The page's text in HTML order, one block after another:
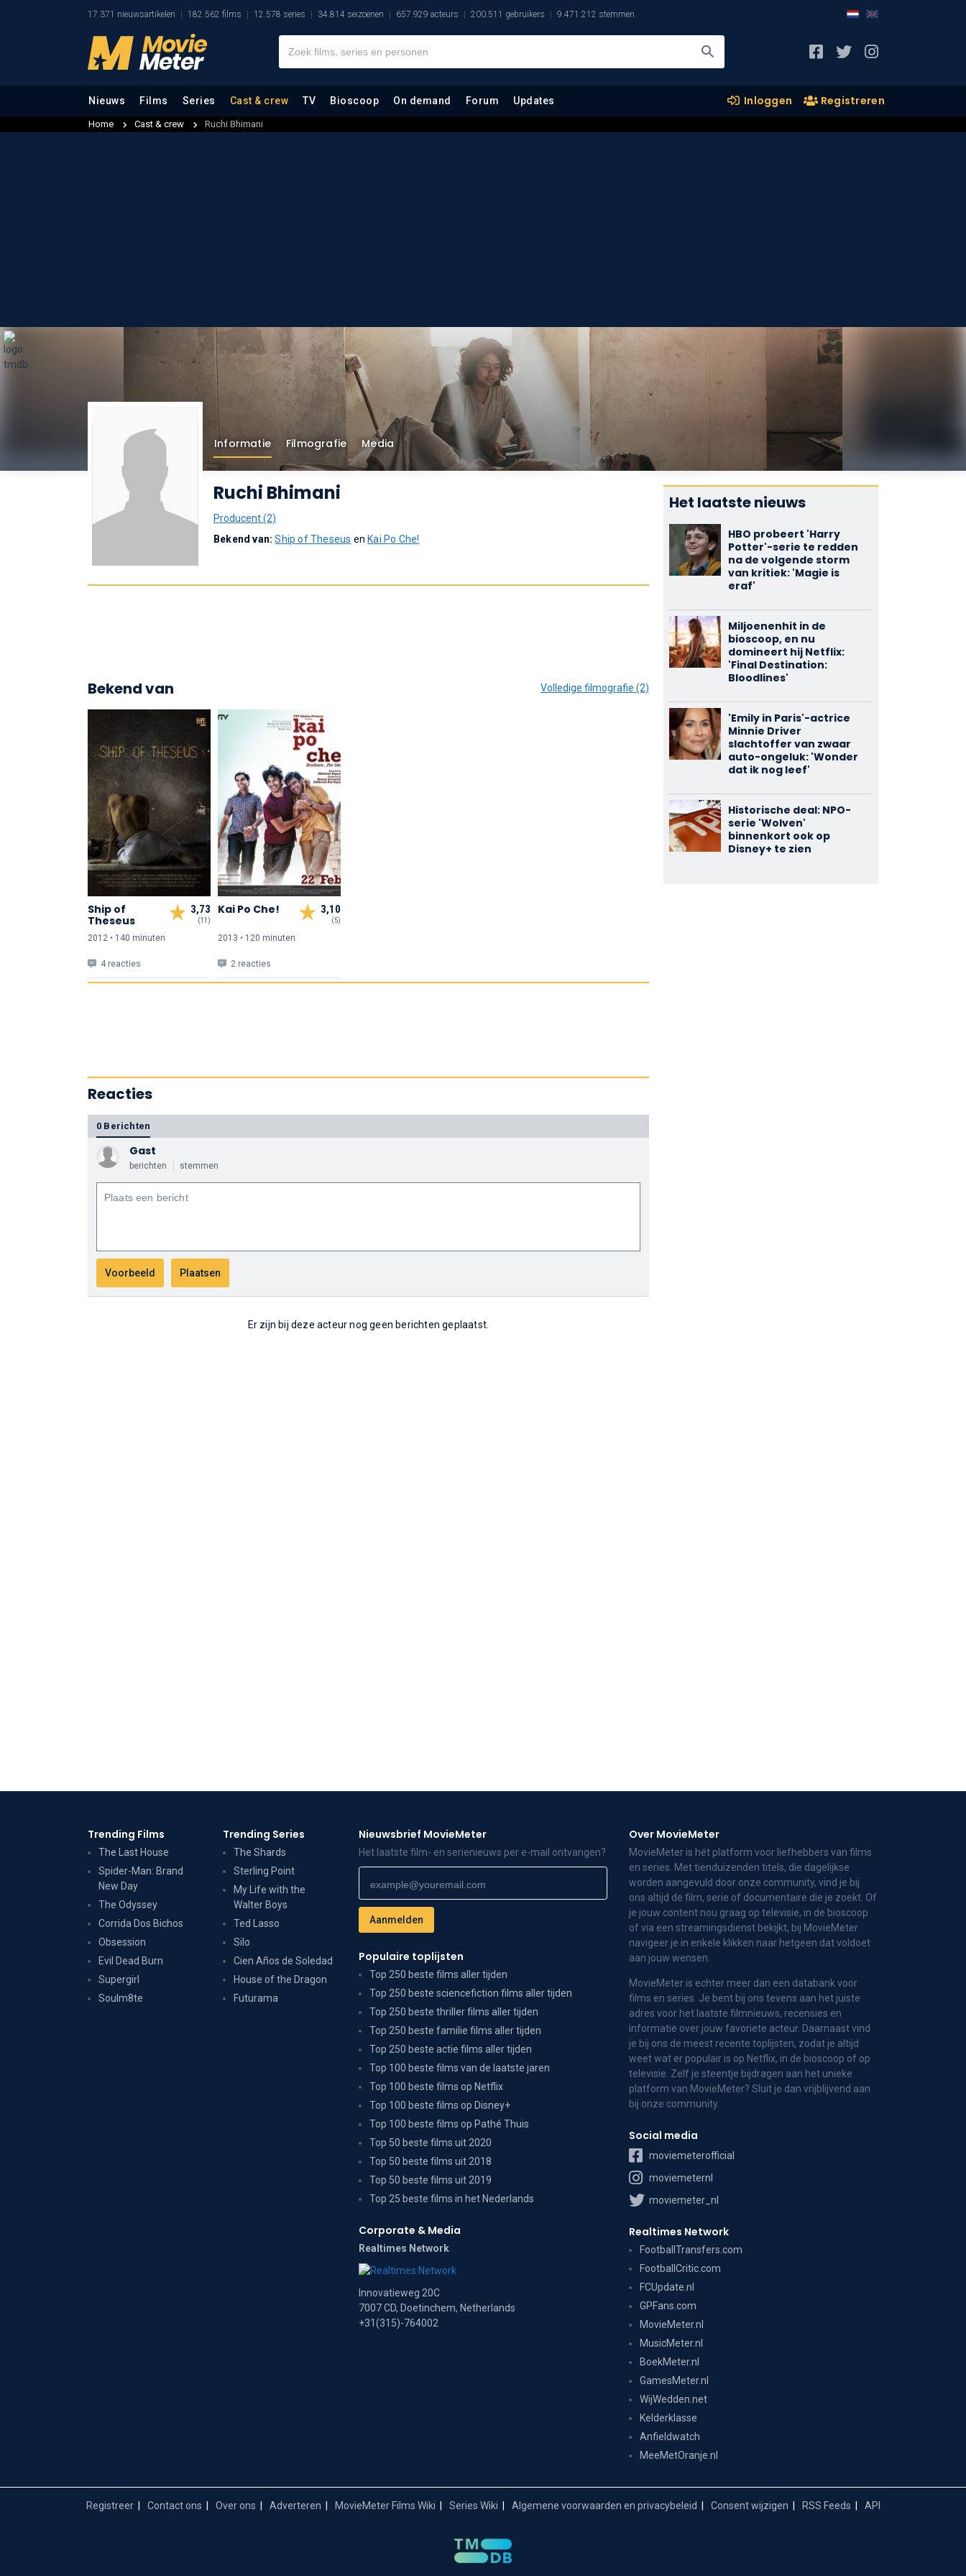
17.371 nieuwsartikelen 182.562 films 12.578 series 34.814 seizoenen 657.929 acteurs 200.511 gebruikers 9.471.212 stemmen
Nieuws Films Series Cast & crew TV Bioscoop On demand Forum Updates Inloggen Registreren
Home Cast & crew Ruchi Bhimani
Informatie Filmografie Media
Ruchi Bhimani
Producent (2)
Bekend van:Ship of Theseus en Kai Po Che!
Bekend van Volledige filmografie (2)
3,73
(11)
Ship of
Theseus
2012 • 140 minuten
4 reacties
3,10
(5)
Kai Po Che!
2013 • 120 minuten
2 reacties
Reacties
0 Berichten
Gast
berichten stemmen
Er zijn bij deze acteur nog geen berichten geplaatst.
Het laatste nieuws
HBO probeert 'Harry
Potter'-serie te redden
na de volgende storm
van kritiek: 'Magie is
eraf'
Miljoenenhit in de
bioscoop, en nu
domineert hij Netflix:
'Final Destination:
Bloodlines'
'Emily in Paris'-actrice
Minnie Driver
slachtoffer van zwaar
auto-ongeluk: 'Wonder
dat ik nog leef'
Historische deal: NPO-
serie 'Wolven'
binnenkort ook op
Disney+ te zien
Trending Films
The Last House
Spider-Man: Brand
New Day
The Odyssey
Corrida Dos Bichos
Obsession
Evil Dead Burn
Supergirl
Soulm8te
Trending Series
The Shards
Sterling Point
My Life with the
Walter Boys
Ted Lasso
Silo
Cien Años de Soledad
House of the Dragon
Futurama
Nieuwsbrief MovieMeter
Het laatste film- en serienieuws per e-mail ontvangen?
Populaire toplijsten
Top 250 beste films aller tijden
Top 250 beste sciencefiction films aller tijden
Top 250 beste thriller films aller tijden
Top 250 beste familie films aller tijden
Top 250 beste actie films aller tijden
Top 100 beste films van de laatste jaren
Top 100 beste films op Netflix
Top 100 beste films op Disney+
Top 100 beste films op Pathé Thuis
Top 50 beste films uit 2020
Top 50 beste films uit 2018
Top 50 beste films uit 2019
Top 25 beste films in het Nederlands
Corporate & Media
Realtimes Network
Innovatieweg 20C
7007 CD, Doetinchem, Netherlands
+31(315)-764002
Over MovieMeter
MovieMeter is hét platform voor liefhebbers van films
en series. Met tienduizenden titels, die dagelijkse
worden aangevuld door onze community, vind je bij
ons altijd de film, serie of documentaire die je zoekt. Of
je jouw content nou graag op televisie, in de bioscoop
of via een streamingsdienst bekijkt, bij MovieMeter
navigeer je in enkele klikken naar hetgeen dat voldoet
aan jouw wensen.
MovieMeter is echter meer dan een databank voor
films en series. Je bent bij ons tevens aan het juiste
adres voor het laatste filmnieuws, recensies en
informatie over jouw favoriete acteur. Daarnaast vind
je bij ons de meest recente toplijsten, zodat je altijd
weet wat er populair is op Netflix, in de bioscoop of op
televisie. Zelf je steentje bijdragen aan het unieke
platform van MovieMeter? Sluit je dan vrijblijvend aan
bij onze community.
Social media
moviemeterofficial
moviemeternl
moviemeter_nl
Realtimes Network
FootballTransfers.com
FootballCritic.com
FCUpdate.nl
GPFans.com
MovieMeter.nl
MusicMeter.nl
BoekMeter.nl
GamesMeter.nl
WijWedden.net
Kelderklasse
Anfieldwatch
MeeMetOranje.nl
Registreer Contact ons Over ons Adverteren MovieMeter Films Wiki Series Wiki Algemene voorwaarden en privacybeleid Consent wijzigen RSS Feeds API